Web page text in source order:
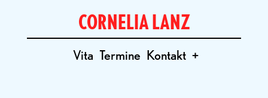
CORNELIA LANZ
Vita Termine Kontakt +